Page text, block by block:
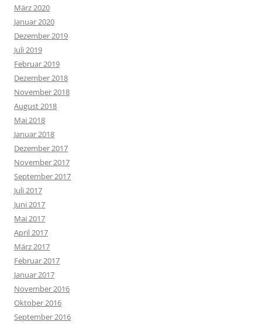
März 2020
Januar 2020
Dezember 2019
Juli 2019
Februar 2019
Dezember 2018
November 2018
August 2018
Mai 2018
Januar 2018
Dezember 2017
November 2017
September 2017
Juli 2017
Juni 2017
Mai 2017
April 2017
März 2017
Februar 2017
Januar 2017
November 2016
Oktober 2016
September 2016